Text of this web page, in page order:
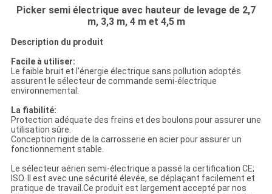
Picker semi électrique avec hauteur de levage de 2,7
m, 3,3 m, 4 m et 4,5 m
Description du produit
Facile à utiliser:
Le faible bruit et l'énergie électrique sans pollution adoptés
assurent le sélecteur de commande semi-électrique
environnemental.
La fiabilité:
Protection adéquate des freins et des boulons pour assurer une
utilisation sûre.
Conception rigide de la carrosserie en acier pour assurer un
fonctionnement stable.
Le sélecteur aérien semi-électrique a passé la certification CE;
ISO. Il est avec une sécurité élevée, se déplaçant facilement et
pratique de travail.Ce produit est largement accepté par nos